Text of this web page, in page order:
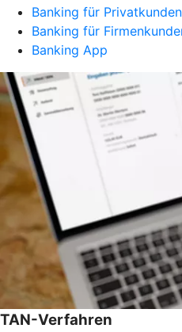
Banking für Privatkunden
Banking für
Banking App
TAN-Verfahren